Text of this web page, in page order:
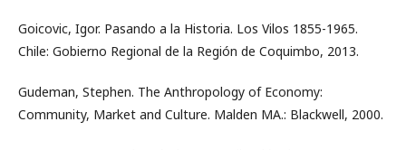
Goicovic, Igor. Pasando a la Historia. Los Vilos 1855-1965.
Chile: Gobierno Regional de la Región de Coquimbo, 2013.
Gudeman, Stephen. The Anthropology of Economy:
Community, Market and Culture. Malden MA.: Blackwell, 2000.